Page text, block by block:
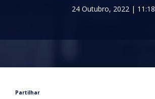
24 Outubro, 2022 | 11:18
Partilhar